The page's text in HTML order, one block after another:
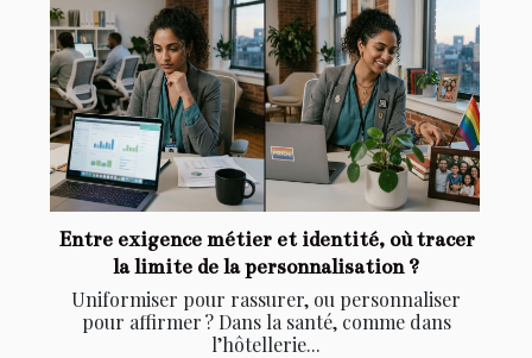
Entre exigence métier et identité, où tracer
la limite de la personnalisation ?
Uniformiser pour rassurer, ou personnaliser
pour affirmer ? Dans la santé, comme dans
l’hôtellerie...